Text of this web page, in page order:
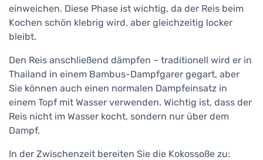
einweichen. Diese Phase ist wichtig, da der Reis beim
Kochen schön klebrig wird, aber gleichzeitig locker
bleibt.
Den Reis anschließend dämpfen – traditionell wird er in
Thailand in einem Bambus-Dampfgarer gegart, aber
Sie können auch einen normalen Dampfeinsatz in
einem Topf mit Wasser verwenden. Wichtig ist, dass der
Reis nicht im Wasser kocht, sondern nur über dem
Dampf.
In der Zwischenzeit bereiten Sie die Kokossoße zu: